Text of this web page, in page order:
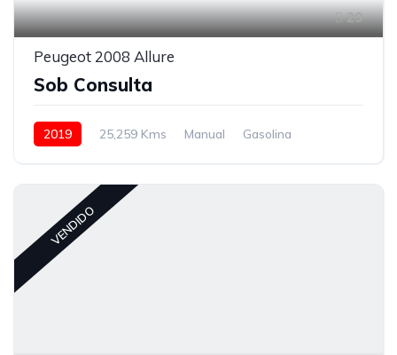
29
Peugeot 2008 Allure
Sob Consulta
2019 25,259 Kms Manual Gasolina
VENDIDO